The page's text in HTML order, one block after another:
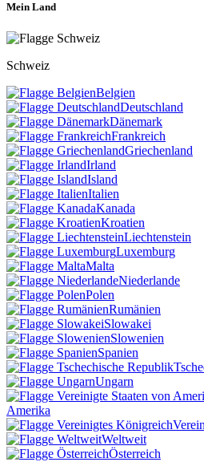
Mein Land
Schweiz
Belgien
Deutschland
Dänemark
Frankreich
Griechenland
Irland
Island
Italien
Kanada
Kroatien
Liechtenstein
Luxemburg
Malta
Niederlande
Polen
Rumänien
Slowakei
Slowenien
Spanien
Ungarn
Amerika
Weltweit
Österreich